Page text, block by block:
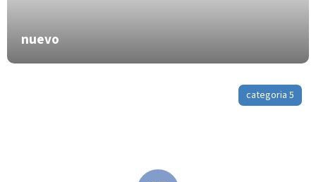
nuevo
categoria 5